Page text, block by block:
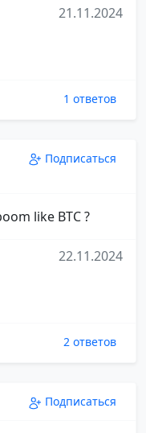
21.11.2024
1 ответов
Подписаться
like BTC ?
22.11.2024
2 ответов
Подписаться